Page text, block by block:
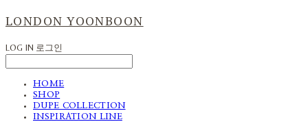
LONDON YOONBOON
LOG IN 로그인
HOME
SHOP
DUPE COLLECTION
INSPIRATION LINE